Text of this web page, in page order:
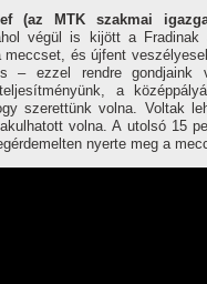
(az MTK szakmai
végül is kijött a Fradinak
meccset, és újfent
– ezzel rendre gondjaink
a
szerettünk volna. Voltak
volna. A utolsó 15
nyerte meg a